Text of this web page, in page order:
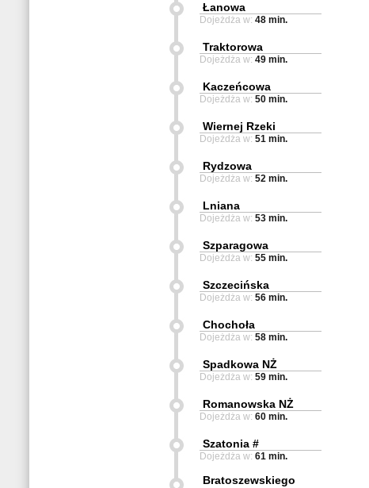
Łanowa
Dojeżdża w: 48 min.
Traktorowa
Dojeżdża w: 49 min.
Kaczeńcowa
Dojeżdża w: 50 min.
Wiernej Rzeki
Dojeżdża w: 51 min.
Rydzowa
Dojeżdża w: 52 min.
Lniana
Dojeżdża w: 53 min.
Szparagowa
Dojeżdża w: 55 min.
Szczecińska
Dojeżdża w: 56 min.
Chochoła
Dojeżdża w: 58 min.
Spadkowa NŻ
Dojeżdża w: 59 min.
Romanowska NŻ
Dojeżdża w: 60 min.
Szatonia #
Dojeżdża w: 61 min.
Bratoszewskiego